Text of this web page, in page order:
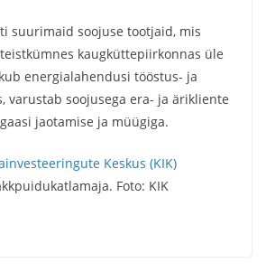
suurimaid soojuse tootjaid, mis
kaugküttepiirkonnas üle
energialahendusi tööstus- ja
varustab soojusega era- ja ärikliente
jaotamise ja müügiga.
Keskus (KIK)
Foto: KIK